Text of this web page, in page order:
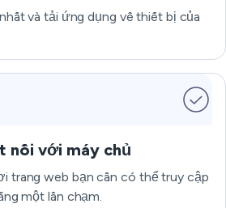
và tải ứng dụng về thiết bị của
nối với máy chủ
trang web bạn cần có thể truy cập
một lần chạm.